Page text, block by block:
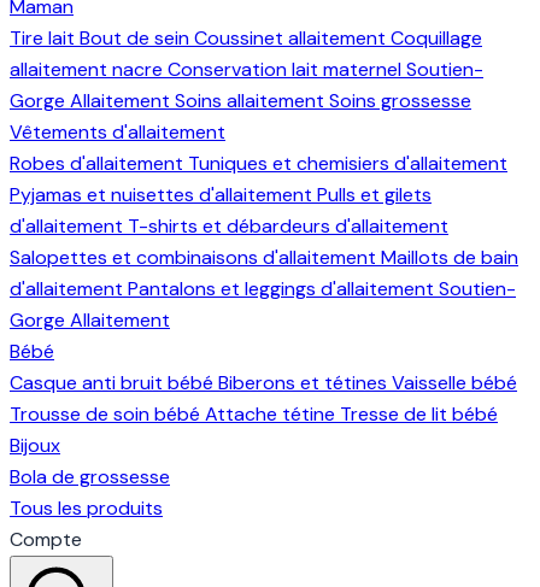
Maman
Tire lait Bout de seinCoussinet allaitement Coquillage
allaitement nacre Conservation lait maternelSoutien-
Gorge Allaitement Soins allaitement Soins grossesse
Vêtements d'allaitement
Robes d'allaitement Tuniques et chemisiers d'allaitement
Pyjamas et nuisettes d'allaitement Pulls et gilets
d'allaitement T-shirts et débardeurs d'allaitement
Salopettes et combinaisons d'allaitement Maillots de bain
d'allaitement Pantalons et leggings d'allaitement Soutien-
Gorge Allaitement
Bébé
Casque anti bruit bébé Biberons et tétines Vaisselle bébé
Trousse de soin bébé Attache tétine Tresse de lit bébé
Bijoux
Bola de grossesse
Tous les produits
Compte